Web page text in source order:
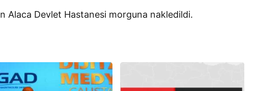
Alaca Devlet Hastanesi morguna nakledildi.